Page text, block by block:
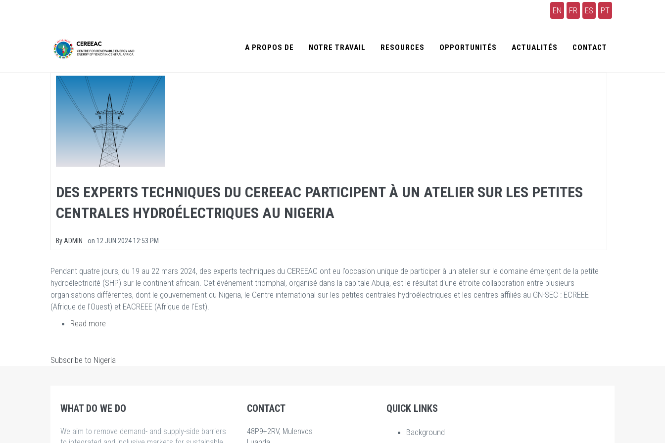
EN FR ES PT
A PROPOS DE NOTRE TRAVAIL RESOURCES OPPORTUNITÉS ACTUALITÉS CONTACT
DES EXPERTS TECHNIQUES DU CEREEAC PARTICIPENT À UN ATELIER SUR LES PETITES
CENTRALES HYDROÉLECTRIQUES AU NIGERIA
By ADMIN on 12 JUN 2024 12:53 PM
Pendant quatre jours, du 19 au 22 mars 2024, des experts techniques du CEREEAC ont eu l'occasion unique de participer à un atelier sur le domaine émergent de la petite
hydroélectricité (SHP) sur le continent africain. Cet événement triomphal, organisé dans la capitale Abuja, est le résultat d'une étroite collaboration entre plusieurs
organisations différentes, dont le gouvernement du Nigeria, le Centre international sur les petites centrales hydroélectriques et les centres affiliés au GN-SEC : ECREEE
(Afrique de l'Ouest) et EACREEE (Afrique de l'Est).
Read more
techniques
à
atelier
Subscribe to Nigeria
WHAT DO WE DO
We aim to remove demand- and supply-side barriers
CONTACT
48P9+2RV, Mulenvos
QUICK LINKS
Background